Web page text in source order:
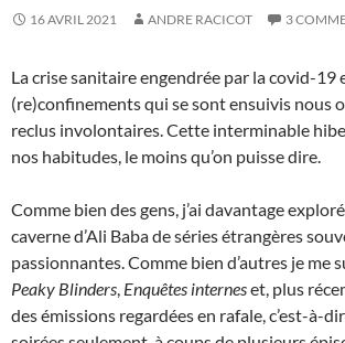
16 AVRIL 2021 ANDRE RACICOT 3
La crise sanitaire engendrée par la covid-19
(re)confinements qui se sont ensuivis nous
reclus involontaires. Cette interminable
nos habitudes, le moins qu’on puisse dire.
Comme bien des gens, j’ai davantage
caverne d’Ali Baba de séries étrangères
passionnantes. Comme bien d’autres je me
Peaky Blinders Enquêtes interneset, plus
des émissions regardées en rafale, c’est-à-